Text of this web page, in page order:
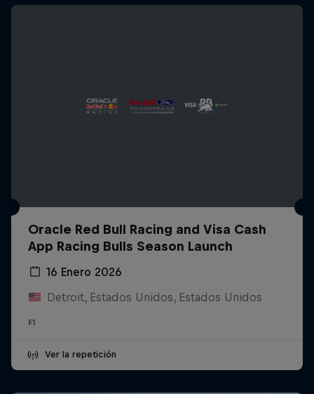
Oracle Red Bull Racing and Visa Cash
App Racing Bulls Season Launch
16 Enero 2026
Detroit, Estados Unidos, Estados Unidos
F1
Ver la repetición